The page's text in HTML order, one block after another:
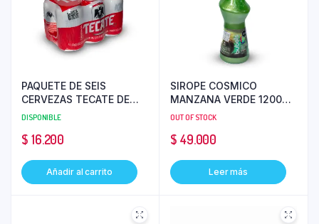
PAQUETE DE SEIS
CERVEZAS TECATE DE
330 ML
DISPONIBLE
$ 16.200
Añadir al carrito
SIROPE COSMICO
MANZANA VERDE 1200ML
BUBOLS
OUT OF STOCK
$ 49.000
Leer más